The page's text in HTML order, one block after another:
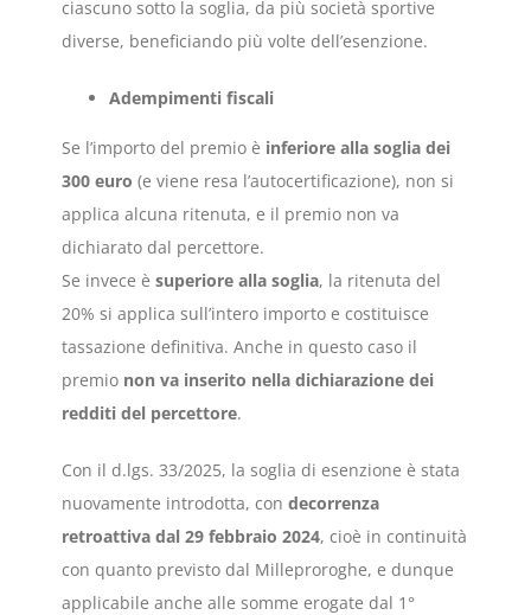
ciascuno sotto la soglia, da più società sportive
diverse, beneficiando più volte dell’esenzione.
Adempimenti fiscali
Se l’importo del premio è inferiore alla soglia dei
300 euro (e viene resa l’autocertificazione), non si
applica alcuna ritenuta, e il premio non va
dichiarato dal percettore.
Se invece èsuperiore alla soglia, la ritenuta del
20% si applica sull’intero importo e costituisce
tassazione definitiva. Anche in questo caso il
premio non va inserito nella dichiarazione dei
redditi del percettore.
Con il d.lgs. 33/2025, la soglia di esenzione è stata
nuovamente introdotta, condecorrenza
retroattiva dal 29 febbraio 2024, cioè in continuità
con quanto previsto dal Milleproroghe, e dunque
applicabile anche alle somme erogate dal 1°